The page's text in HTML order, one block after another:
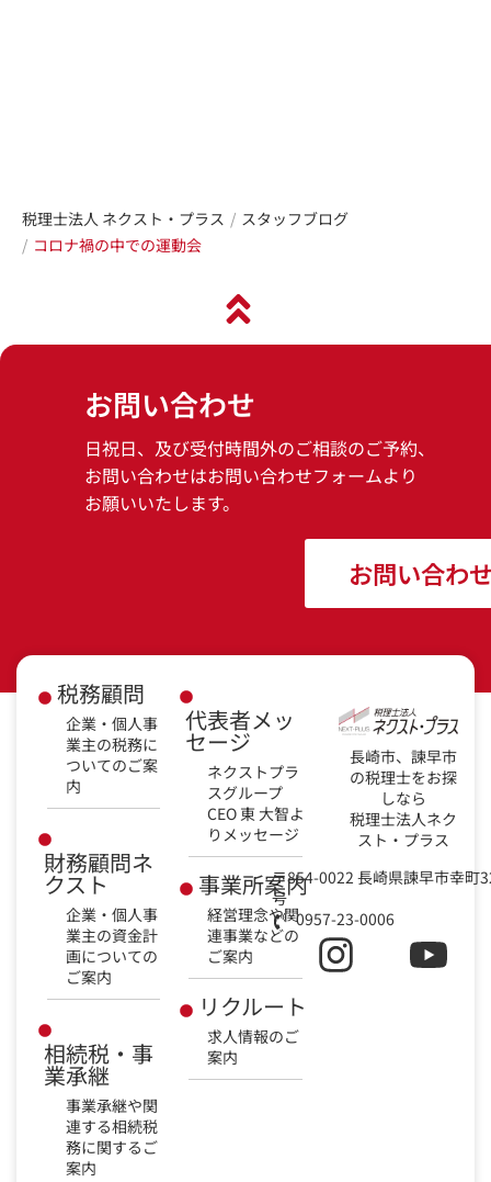
税理士法人 ネクスト・プラス
スタッフブログ
コロナ禍の中での運動会
お問い合わせ
日祝日、及び受付時間外のご相談のご予約、
お問い合わせはお問い合わせフォームより
お願いいたします。
お問い合わ
税務顧問
企業・個人事
業主の税務に
ついてのご案
内
財務顧問ネ
クスト
企業・個人事
業主の資金計
画についての
ご案内
相続税・事
業承継
事業承継や関
連する相続税
務に関するご
案内
代表者メッ
セージ
ネクストプラ
スグループ
CEO 東 大智よ
りメッセージ
事業所案内
経営理念や関
連事業などの
ご案内
リクルート
求人情報のご
案内
長崎市、諫早市
の税理士をお探
しなら
税理士法人ネク
スト・プラス
〒854-0022 長崎県諫早市幸町
号
0957-23-0006